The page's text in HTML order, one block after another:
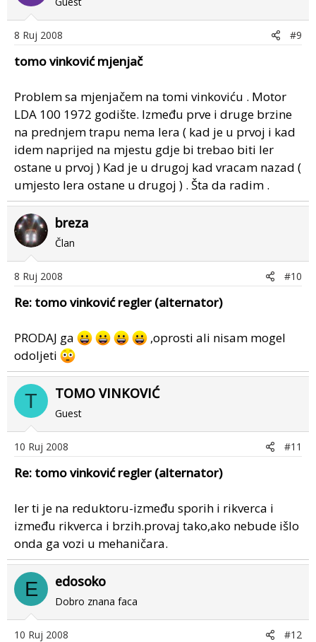
8 Ruj 2008 #9
tomo vinković mjenjač
Problem sa mjenjačem na tomi vinkoviću . Motor
LDA 100 1972 godište. Između prve i druge brzine
na prednjem trapu nema lera ( kad je u prvoj i kad
idem naprijed na mjestu gdje bi trebao biti ler
ostane u prvoj ) Kad je u drugoj kad vracam nazad (
umjesto lera ostane u drugoj ) . Šta da radim .
breza
Član
8 Ruj 2008 #10
Re: tomo vinković regler (alternator)
PRODAJ ga
,oprosti ali nisam mogel
odoljeti
T TOMO VINKOVIĆ
Guest
10 Ruj 2008 #11
Re: tomo vinković regler (alternator)
ler ti je na reduktoru-između sporih i rikverca i
između rikverca i brzih.provaj tako,ako nebude išlo
onda ga vozi u mehaničara.
E edosoko
Dobro znana faca
10 Ruj 2008 #12